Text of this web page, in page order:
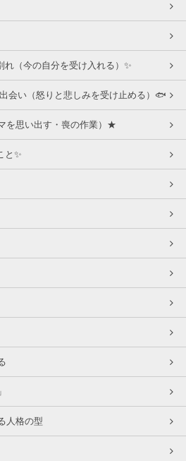
れ（今の自分を受け入れる）✨
会い（怒りと悲しみを受け止める）🐟
を思い出す・喪の作業）★
と✨
人格の型